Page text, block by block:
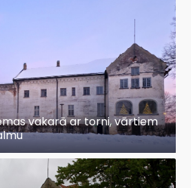
vakarā ar torni, vārtiem